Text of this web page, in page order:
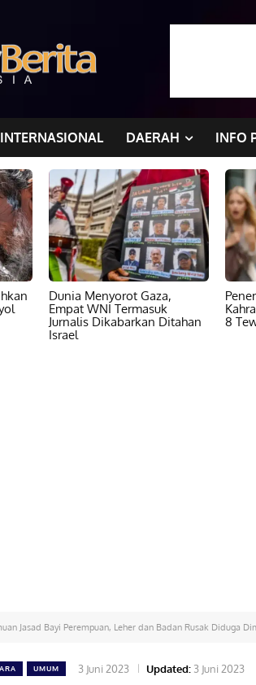
INTERNASIONAL DAERAH INFO
Dunia Menyorot Gaza,
Empat WNI Termasuk
Jurnalis Dikabarkan Ditahan
Israel
8
Jasad Bayi Perempuan, Leher dan Badan Rusak Diduga
UMUM 3 Juni 2023 Updated: 3 Juni 2023